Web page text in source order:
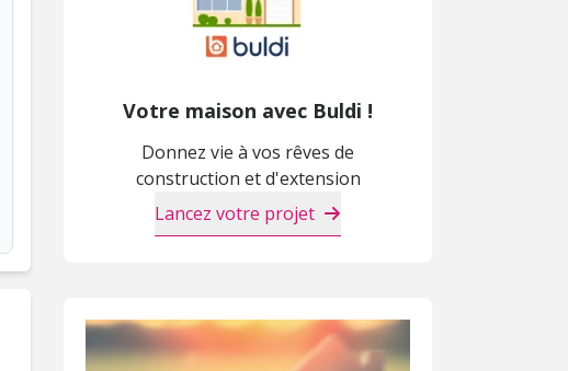
Votre maison avec Buldi !
Donnez vie à vos rêves de
construction et d'extension
Lancez votre projet